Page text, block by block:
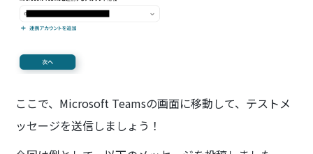
ここで、Microsoft Teamsの画面に移動して、テストメ
ッセージを送信しましょう！